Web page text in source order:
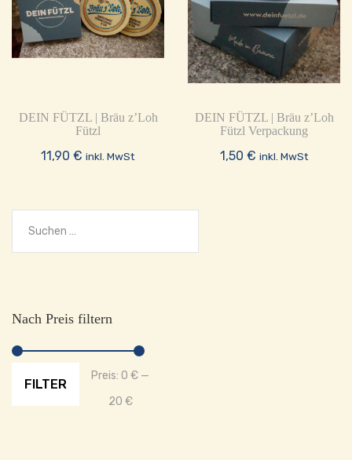
DEIN FÜTZL | Bräu z’Loh
Fützl
11,90 € inkl. MwSt
DEIN FÜTZL | Bräu z’Loh
Fützl Verpackung
1,50 € inkl. MwSt
nach:
Nach Preis filtern
Min.
Preis
Max.
Preis
FILTER
Preis:0 € —
20 €